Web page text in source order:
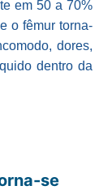
em 50 a 70%
o fêmur torna-
dores,
dentro da
se